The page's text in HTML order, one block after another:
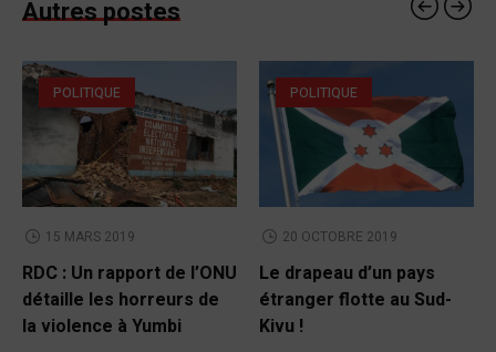
Autres postes
POLITIQUE
15 MARS 2019
RDC : Un rapport de l’ONU
détaille les horreurs de
la violence à Yumbi
POLITIQUE
20 OCTOBRE 2019
Le drapeau d’un pays
étranger flotte au Sud-
Kivu !